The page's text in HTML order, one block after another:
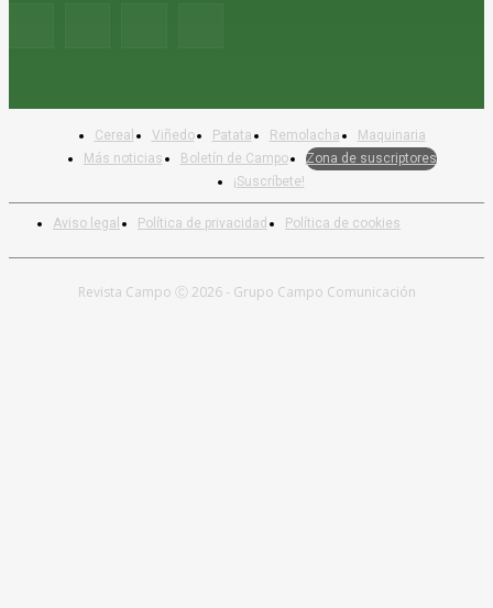
Aviso legal Política de privacidad Política de cookies
Cereal Viñedo Patata Remolacha
Maquinaria
Más noticias
Boletín de Campo
Zona de suscriptores
¡Suscríbete!
Revista Campo Ⓒ 2026 - Grupo Campo Comunicación